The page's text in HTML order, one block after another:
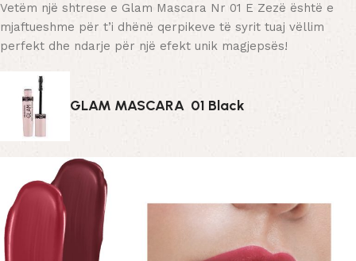
Vetëm një shtrese e Glam Mascara Nr 01 E Zezë është e
mjaftueshme për t’i dhënë qerpikeve të syrit tuaj vëllim
perfekt dhe ndarje për një efekt unik magjepsës!
GLAM MASCARA 01 Black